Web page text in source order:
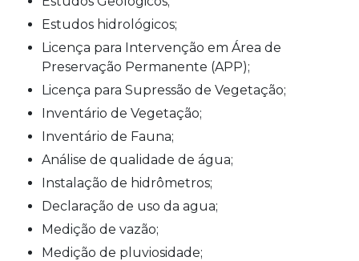
Estudos hidrológicos;
Licença para Intervenção em Área de
Preservação Permanente (APP);
Licença para Supressão de Vegetação;
Inventário de Vegetação;
Inventário de Fauna;
Análise de qualidade de água;
Instalação de hidrômetros;
Declaração de uso da agua;
Medição de vazão;
Medição de pluviosidade;